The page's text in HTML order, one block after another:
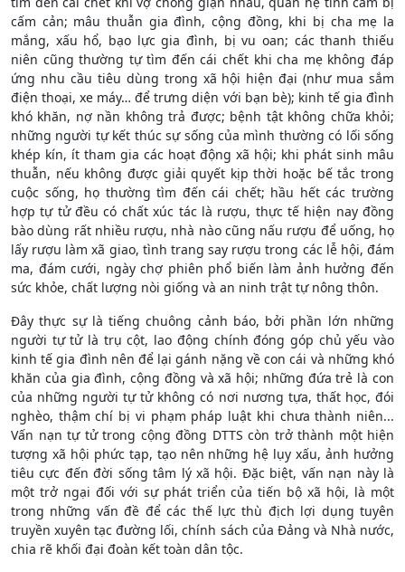
cấm cản; mâu thuẫn gia đình, cộng đồng, khi bị cha mẹ la
mắng, xấu hổ, bạo lực gia đình, bị vu oan; các thanh thiếu
niên cũng thường tự tìm đến cái chết khi cha mẹ không đáp
ứng nhu cầu tiêu dùng trong xã hội hiện đại (như mua sắm
điện thoại, xe máy… để trưng diện với bạn bè); kinh tế gia đình
khó khăn, nợ nần không trả được; bệnh tật không chữa khỏi;
những người tự kết thúc sự sống của mình thường có lối sống
khép kín, ít tham gia các hoạt động xã hội; khi phát sinh mâu
thuẫn, nếu không được giải quyết kịp thời hoặc bế tắc trong
cuộc sống, họ thường tìm đến cái chết; hầu hết các trường
hợp tự tử đều có chất xúc tác là rượu, thực tế hiện nay đồng
bào dùng rất nhiều rượu, nhà nào cũng nấu rượu để uống, họ
lấy rượu làm xã giao, tình trang say rượu trong các lễ hội, đám
ma, đám cưới, ngày chợ phiên phổ biến làm ảnh hưởng đến
sức khỏe, chất lượng nòi giống và an ninh trật tự nông thôn.
Đây thực sự là tiếng chuông cảnh báo, bởi phần lớn những
người tự tử là trụ cột, lao động chính đóng góp chủ yếu vào
kinh tế gia đình nên để lại gánh nặng về con cái và những khó
khăn của gia đình, cộng đồng và xã hội; những đứa trẻ là con
của những người tự tử không có nơi nương tựa, thất học, đói
nghèo, thậm chí bị vi phạm pháp luật khi chưa thành niên...
Vấn nạn tự tử trong cộng đồng DTTS còn trở thành một hiện
tượng xã hội phức tạp, tạo nên những hệ lụy xấu, ảnh hưởng
tiêu cực đến đời sống tâm lý xã hội. Đặc biệt, vấn nạn này là
một trở ngại đối với sự phát triển của tiến bộ xã hội, là một
trong những vấn đề để các thế lực thù địch lợi dụng tuyên
truyền xuyên tạc đường lối, chính sách của Đảng và Nhà nước,
chia rẽ khối đại đoàn kết toàn dân tộc.